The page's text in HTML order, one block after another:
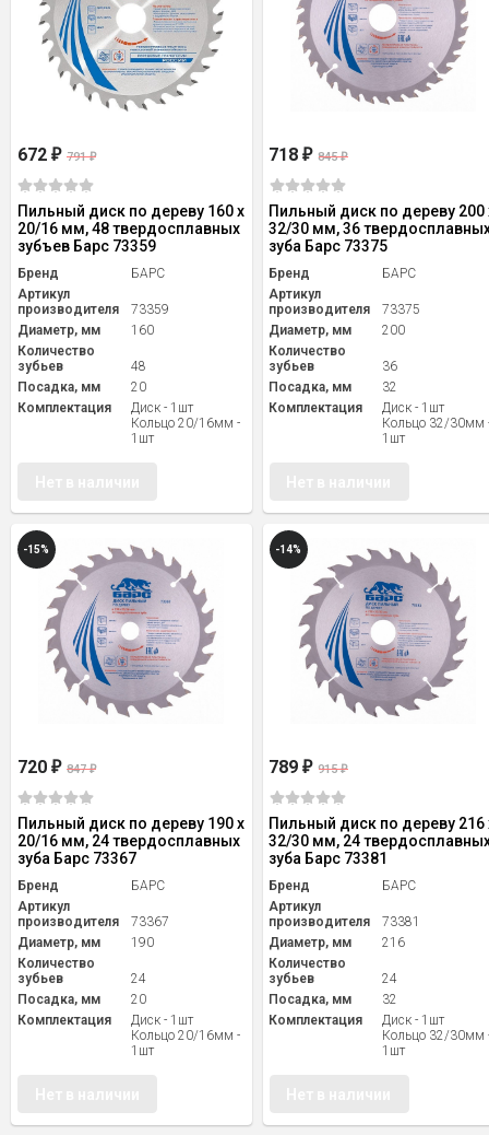
672 ₽ 791₽
Пильный диск по дереву 160 x
20/16 мм, 48 твердосплавных
зубъев Барс 73359
Бренд
БАРС
Артикул
производителя
73359
Диаметр, мм
160
Количество
зубьев
48
Посадка, мм
20
Комплектация
Диск - 1шт
Кольцо 20/16мм -
1шт
718₽ 845₽
Пильный диск по дереву 200
32/30 мм, 36
зуба Барс 73375
Бренд
БАРС
Артикул
производителя
73375
Диаметр, мм
200
Количество
зубьев
36
Посадка, мм
32
Комплектация
Диск - 1шт
Кольцо 32/30мм
1шт
-15%
720 ₽ 847₽
Пильный диск по дереву 190 x
20/16 мм, 24 твердосплавных
зуба Барс 73367
Бренд
БАРС
Артикул
производителя
73367
Диаметр, мм
190
Количество
зубьев
24
Посадка, мм
20
Комплектация
Диск - 1шт
Кольцо 20/16мм -
1шт
-14%
789₽ 915₽
Пильный диск по дереву 216
32/30 мм, 24
зуба Барс 73381
Бренд
БАРС
Артикул
производителя
73381
Диаметр, мм
216
Количество
зубьев
24
Посадка, мм
32
Комплектация
Диск - 1шт
Кольцо 32/30мм
1шт